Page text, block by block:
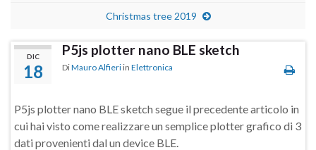
Christmas tree 2019
DIC
18
P5js plotter nano BLE sketch
DiMauro Alfieri in Elettronica
P5js plotter nano BLE sketch segue il precedente articolo in
cui hai visto come realizzare un semplice plotter grafico di 3
dati provenienti dal un device BLE.